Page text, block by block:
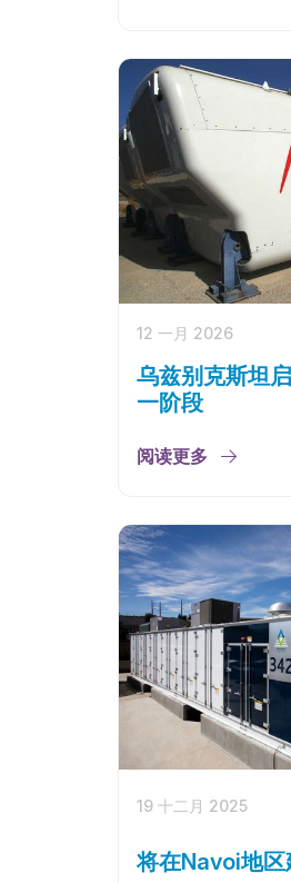
12 一月 2026
乌兹别克斯坦
一阶段
阅读更多
19 十二月 2025
将在Navoi地